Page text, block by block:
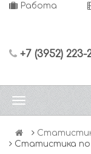
Работа
+7 (3952)
Статистика по